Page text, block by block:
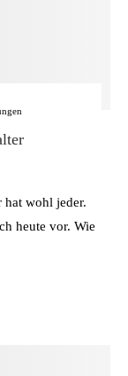
hat wohl jeder.
heute vor. Wie